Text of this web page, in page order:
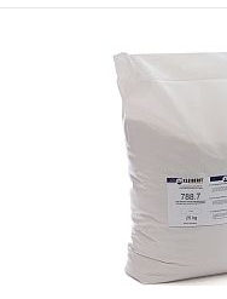
В
Купить в 1 клик